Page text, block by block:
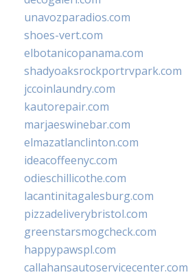
unavozparadios.com
shoes-vert.com
elbotanicopanama.com
shadyoaksrockportrvpark.com
jccoinlaundry.com
kautorepair.com
marjaeswinebar.com
elmazatlanclinton.com
ideacoffeenyc.com
odieschillicothe.com
lacantinitagalesburg.com
pizzadeliverybristol.com
greenstarsmogcheck.com
happypawspl.com
callahansautoservicecenter.com